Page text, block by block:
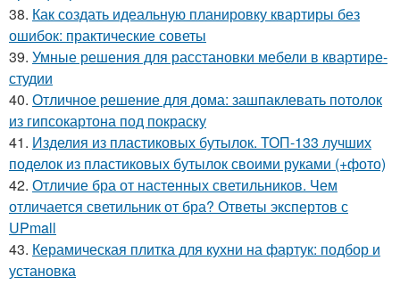
38. Как создать идеальную планировку квартиры без
ошибок: практические советы
39. Умные решения для расстановки мебели в квартире-
студии
40. Отличное решение для дома: зашпаклевать потолок
из гипсокартона под покраску
41. Изделия из пластиковых бутылок. ТОП-133 лучших
поделок из пластиковых бутылок своими руками (+фото)
42. Отличие бра от настенных светильников. Чем
отличается светильник от бра? Ответы экспертов с
UPmall
43. Керамическая плитка для кухни на фартук: подбор и
установка